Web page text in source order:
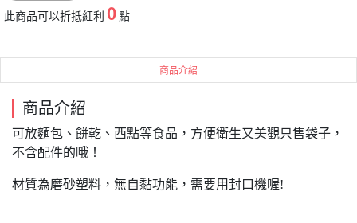
此商品可以折抵紅利 0點
商品介紹
商品介紹
可放麵包、餅乾、西點等食品，方便衛生又美觀只售袋子，
不含配件的哦！
材質為磨砂塑料，無自黏功能，需要用封口機喔!